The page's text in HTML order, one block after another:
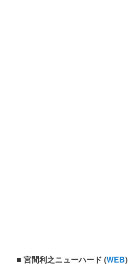
■ 宮間利之ニューハード (WEB)